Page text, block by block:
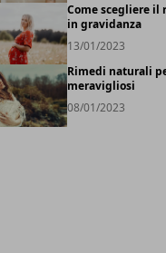
Come scegliere il
in gravidanza
13/01/2023
Rimedi naturali
meravigliosi
08/01/2023